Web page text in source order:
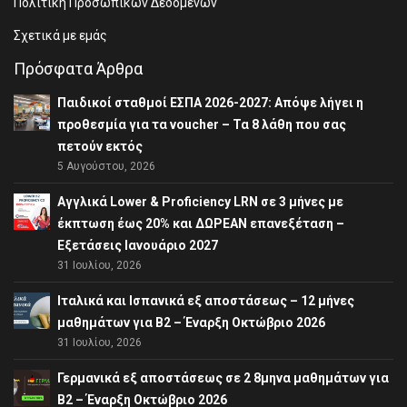
Σχετικά με εμάς
Πρόσφατα Άρθρα
Παιδικοί σταθμοί ΕΣΠΑ 2026-2027: Απόψε λήγει η
προθεσμία για τα voucher – Τα 8 λάθη που σας
πετούν εκτός
5 Αυγούστου, 2026
Αγγλικά Lower & Proficiency LRN σε 3 μήνες με
έκπτωση έως 20% και ΔΩΡΕΑΝ επανεξέταση –
Εξετάσεις Ιανουάριο 2027
31 Ιουλίου, 2026
Ιταλικά και Ισπανικά εξ αποστάσεως – 12 μήνες
μαθημάτων για B2 – Έναρξη Οκτώβριο 2026
31 Ιουλίου, 2026
Γερμανικά εξ αποστάσεως σε 2 8μηνα μαθημάτων για
Β2 – Έναρξη Οκτώβριο 2026